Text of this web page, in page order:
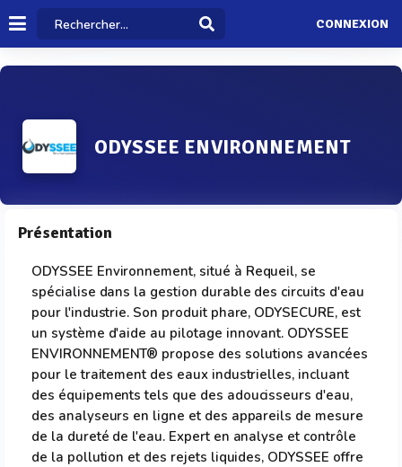
CONNEXION
ODYSSEE ENVIRONNEMENT
Présentation
ODYSSEE Environnement, situé à Requeil, se
spécialise dans la gestion durable des circuits d'eau
pour l'industrie. Son produit phare, ODYSECURE, est
un système d'aide au pilotage innovant. ODYSSEE
ENVIRONNEMENT® propose des solutions avancées
pour le traitement des eaux industrielles, incluant
des équipements tels que des adoucisseurs d'eau,
des analyseurs en ligne et des appareils de mesure
de la dureté de l'eau. Expert en analyse et contrôle
de la pollution et des rejets liquides, ODYSSEE offre